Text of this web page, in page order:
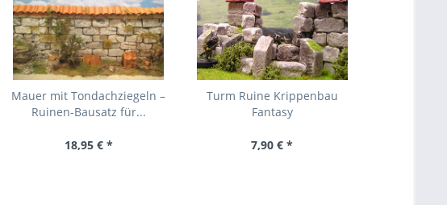
Mauer mit Tondachziegeln –
Ruinen-Bausatz für...
18,95 € *
Turm Ruine Krippenbau
Fantasy
7,90 € *